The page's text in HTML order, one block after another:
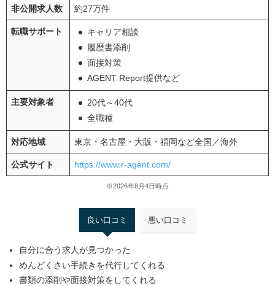
非公開求人数 約27万件
転職サポート
キャリア相談
履歴書添削
面接対策
AGENT Report提供など
主要対象者
20代～40代
全職種
対応地域 東京・名古屋・大阪・福岡など全国／海外
公式サイト https://www.r-agent.com/
※2026年8月4日時点
良い口コミ 悪い口コミ
自分に合う求人が見つかった
めんどくさい手続きを代行してくれる
書類の添削や面接対策をしてくれる